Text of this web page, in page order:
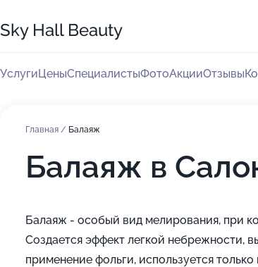
Sky Hall Beauty
УслугиЦеныСпециалистыФотоАкцииОтзывы
Главная / Балаяж
Балаяж в
Балаяж - особый вид мелирования, при
Создается эффект легкой небрежности,
применение фольги, используется